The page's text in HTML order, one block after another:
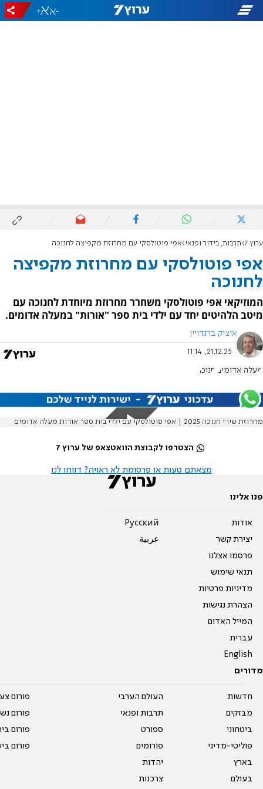
-
+
ערוץ 7 תרבות, בידור ופנאי אפי פוטולסקי עם מחרוזת מקפיצה לחנוכה
אפי פוטולסקי עם מחרוזת מקפיצה
לחנוכה
המוזיקאי אפי פוטולסקי משחרר מחרוזת מיוחדת לחנוכה עם
מיטב הלהיטים יחד עם ילדי בית ספר "אורות" במעלה אדומים.
איציק ברנדויין
21.12.25, 11:14
מעלה אדומים חנוכה
מחרוזת שירי חנוכה 2025 | אפי פוטולסקי עם ילדי בית ספר אורות מעלה אדומים
הצטרפו לקבוצת הוואטצאפ של ערוץ 7
מצאתם טעות או פרסומת לא ראויה? דווחו לנו
פנו אלינו
אודות
יצירת קשר
פרסמו אצלנו
תנאי שימוש
מדיניות פרטיות
הצהרת נגישות
המייל האדום
עברית
English
Pусский
عربية
מדורים
חדשות
מבזקים
ביטחוני
פוליטי-מדיני
בארץ
בעולם
העולם הערבי
תרבות ופנאי
ספורט
פורומים
יהדות
צרכנות
פורום
פורום
פורום
פורום